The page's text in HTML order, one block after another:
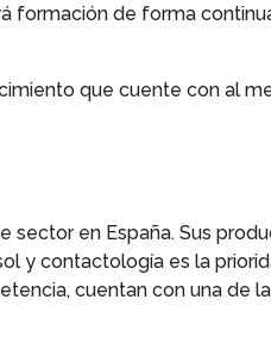
formación de forma
que cuente con al
sector en España. Sus
y contactología es la
cuentan con una de